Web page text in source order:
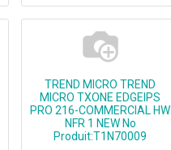
TREND MICRO TREND
MICRO TXONE EDGEIPS
PRO 216-COMMERCIAL HW
NFR 1 NEW No
Produit:T1N70009